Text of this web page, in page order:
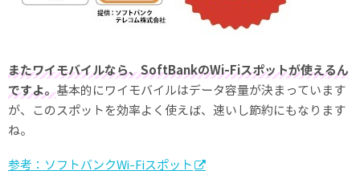
またワイモバイルなら、SoftBankのWi-Fiスポットが使えるん
ですよ。基本的にワイモバイルはデータ容量が決まっています
が、このスポットを効率よく使えば、速いし節約にもなります
ね。
参考：ソフトバンクWi-Fiスポット